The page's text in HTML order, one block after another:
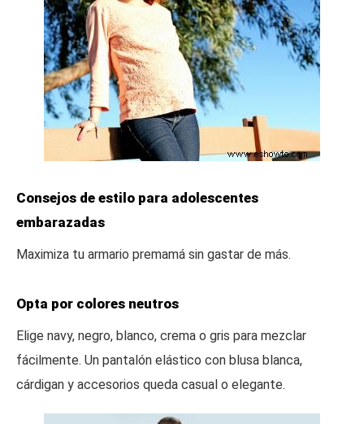
Consejos de estilo para adolescentes
embarazadas
Maximiza tu armario premamá sin gastar de más.
Opta por colores neutros
Elige navy, negro, blanco, crema o gris para mezclar
fácilmente. Un pantalón elástico con blusa blanca,
cárdigan y accesorios queda casual o elegante.